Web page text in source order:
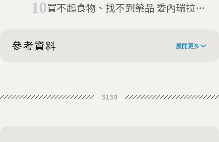
買不起食物、找不到藥品 委內瑞拉的
參考資料 展開更多
Venezuela
3139